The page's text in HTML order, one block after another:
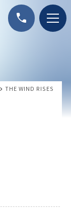
call
THE WIND RISES